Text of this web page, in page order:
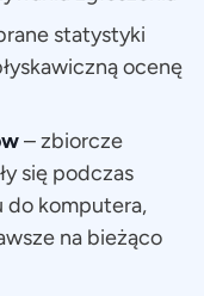
statystyki
ocenę
– zbiorcze
się podczas
do komputera,
na bieżąco